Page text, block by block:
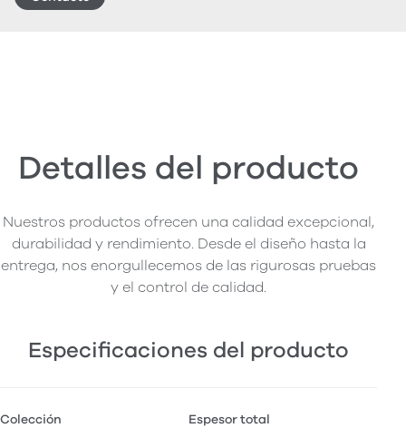
Detalles del producto
Nuestros productos ofrecen una calidad excepcional,
durabilidad y rendimiento. Desde el diseño hasta la
entrega, nos enorgullecemos de las rigurosas pruebas
y el control de calidad.
Especificaciones del producto
Colección Espesor total